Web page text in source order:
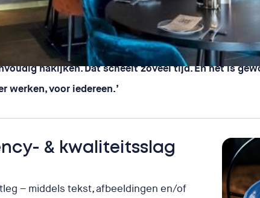
je er echt fysiek bij zijn om erop toe te zien dat iets
nakijken. Dat scheelt zóveel tijd. En het is
werken, voor iedereen.’
& kwaliteitsslag
– middels tekst, afbeeldingen en/of